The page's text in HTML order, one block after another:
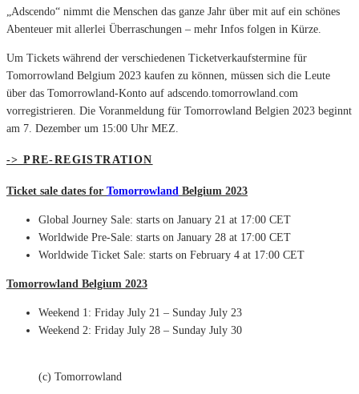
„Adscendo“ nimmt die Menschen das ganze Jahr über mit auf ein schönes
Abenteuer mit allerlei Überraschungen – mehr Infos folgen in Kürze.
Um Tickets während der verschiedenen Ticketverkaufstermine für
Tomorrowland Belgium 2023 kaufen zu können, müssen sich die Leute
über das Tomorrowland-Konto auf adscendo.tomorrowland.com
vorregistrieren. Die Voranmeldung für Tomorrowland Belgien 2023 beginnt
am 7. Dezember um 15:00 Uhr MEZ.
-> PRE-REGISTRATION
Ticket sale dates for Tomorrowland Belgium 2023
Global Journey Sale: starts on January 21 at 17:00 CET
Worldwide Pre-Sale: starts on January 28 at 17:00 CET
Worldwide Ticket Sale: starts on February 4 at 17:00 CET
Tomorrowland Belgium 2023
Weekend 1: Friday July 21 – Sunday July 23
Weekend 2: Friday July 28 – Sunday July 30
(c) Tomorrowland